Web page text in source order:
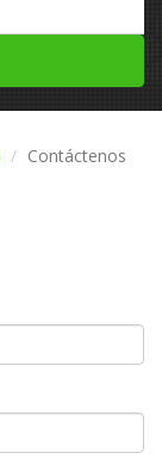
Contáctenos